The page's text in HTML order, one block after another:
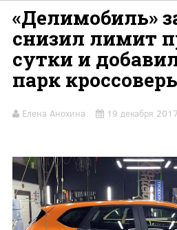
«Делимобиль»
снизил лимит
сутки и
парк
Елена Анохина 19 декабря